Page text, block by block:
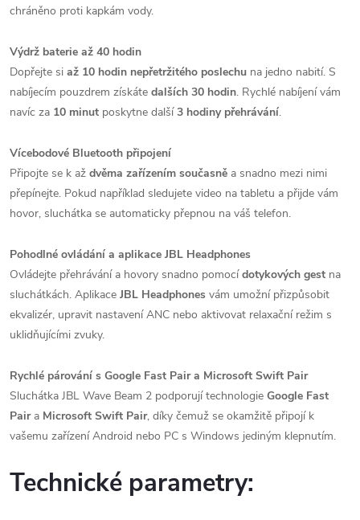
chráněno proti kapkám vody.
Výdrž baterie až 40 hodin
Dopřejte si až 10 hodin nepřetržitého poslechu na jedno nabití. S
nabíjecím pouzdrem získáte dalších 30 hodin. Rychlé nabíjení vám
navíc za 10 minut poskytne další3 hodiny přehrávání.
Vícebodové Bluetooth připojení
Připojte se k až dvěma zařízením současně a snadno mezi nimi
přepínejte. Pokud například sledujete video na tabletu a přijde vám
hovor, sluchátka se automaticky přepnou na váš telefon.
Pohodlné ovládání a aplikace JBL Headphones
Ovládejte přehrávání a hovory snadno pomocídotykových gest na
sluchátkách. Aplikace JBL Headphones vám umožní přizpůsobit
ekvalizér, upravit nastavení ANC nebo aktivovat relaxační režim s
uklidňujícími zvuky.
Rychlé párování s Google Fast Pair a Microsoft Swift Pair
Sluchátka JBL Wave Beam 2 podporují technologie Google Fast
Paira Microsoft Swift Pair, díky čemuž se okamžitě připojí k
vašemu zařízení Android nebo PC s Windows jediným klepnutím.
Technické parametry: